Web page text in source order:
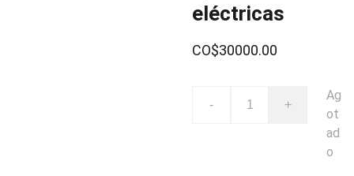
eléctricas
CO$30000.00
- +
Ag
ot
ad
o